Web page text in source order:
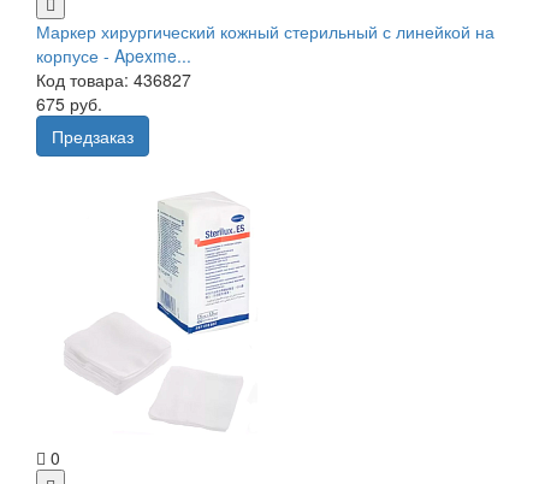
Маркер хирургический кожный стерильный с линейкой на
корпусе - Apexme...
Код товара: 436827
675 руб.
Предзаказ
0